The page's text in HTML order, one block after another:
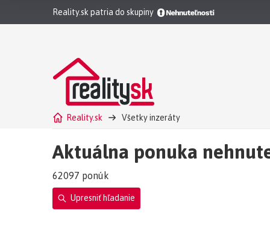
Reality.sk patria do skupiny
Reality.sk Všetky inzeráty
Aktuálna ponuka
62097 ponúk
Upresniť hľadanie